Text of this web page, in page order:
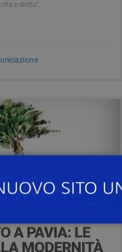
e diritto”.
A PAVIA: LE
MODERNITÀ